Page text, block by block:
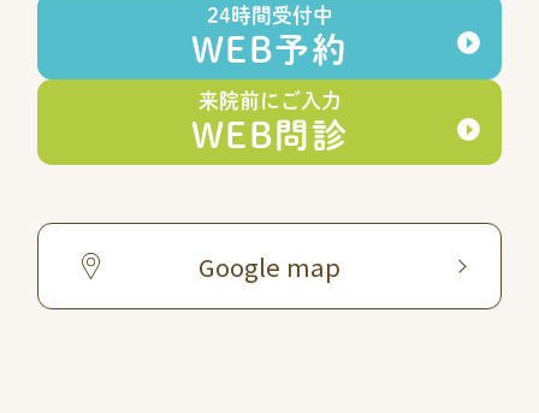
24時間受付中
WEB予約
来院前にご入力
WEB問診
Google map